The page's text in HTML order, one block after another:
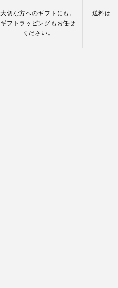
大切な方へのギフトにも。
ギフトラッピングもお任せ
ください。
送料は